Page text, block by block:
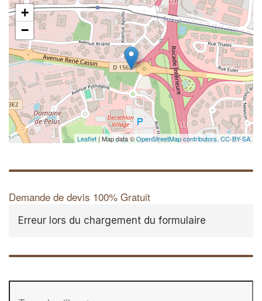
+
−
Leaflet | Map data ©OpenStreetMap contributors, CC-BY-SA
Demande de devis 100% Gratuit
Erreur lors du chargement du formulaire